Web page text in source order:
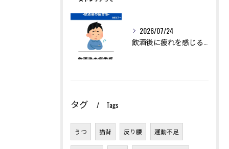
2026/07/24
飲酒後に疲れを感じるのは、アルコールの分解に多くのエネルギー...
タグ Tags
うつ 猫背 反り腰 運動不足